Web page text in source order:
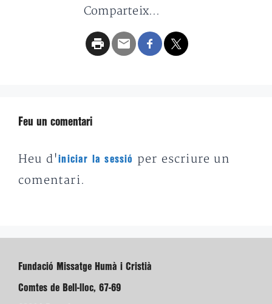
Comparteix...
Feu un comentari
Heu d'iniciar la sessió
per escriure un
comentari.
Fundació Missatge Humà i Cristià
Comtes de Bell-lloc, 67-69